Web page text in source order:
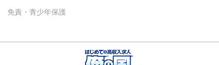
免責・青少年保護